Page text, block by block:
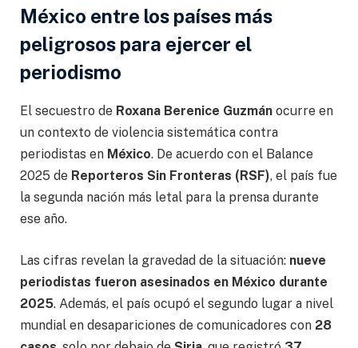
México entre los países más
peligrosos para ejercer el
periodismo
El secuestro de Roxana Berenice Guzmán ocurre en
un contexto de violencia sistemática contra
periodistas en México. De acuerdo con el Balance
2025 de Reporteros Sin Fronteras (RSF), el país fue
la segunda nación más letal para la prensa durante
ese año.
Las cifras revelan la gravedad de la situación: nueve
periodistas fueron asesinados en México durante
2025. Además, el país ocupó el segundo lugar a nivel
mundial en desapariciones de comunicadores con 28